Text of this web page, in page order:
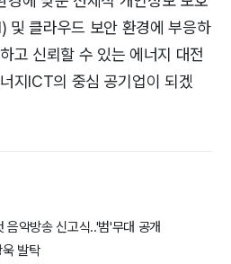
및 클라우드 보안 환경에 부응하
고 신뢰할 수 있는 에너지 대전
지ICT의 중심 공기업이 되겠
악방송 신고식..'범'무대 공개
발탁